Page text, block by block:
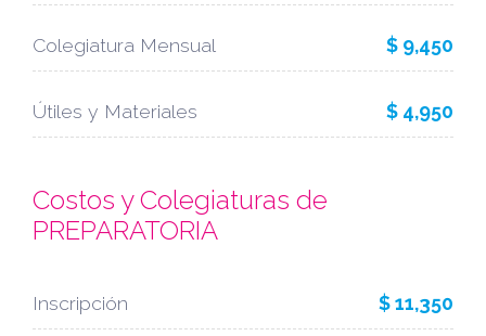
Colegiatura Mensual $ 9,450
Útiles y Materiales $ 4,950
Costos y Colegiaturas de
PREPARATORIA
Inscripción $ 11,350